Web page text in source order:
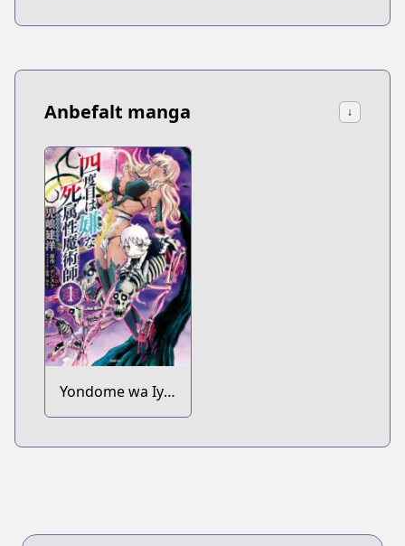
Anbefalt manga ↓
Yondome wa Iya
na Shizokusei